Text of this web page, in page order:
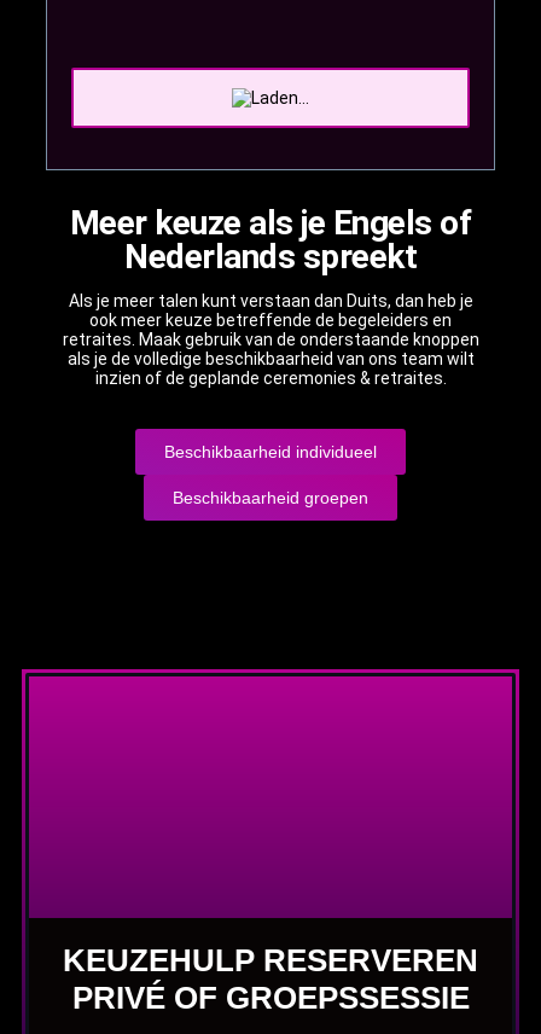
Meer keuze als je Engels of
Nederlands spreekt
Als je meer talen kunt verstaan dan Duits, dan heb je
ook meer keuze betreffende de begeleiders en
retraites. Maak gebruik van de onderstaande knoppen
als je de volledige beschikbaarheid van ons team wilt
inzien of de geplande ceremonies & retraites.
Beschikbaarheid individueel
Beschikbaarheid groepen
KEUZEHULP RESERVEREN
PRIVÉ OF GROEPSSESSIE